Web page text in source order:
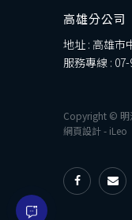
高雄分公司
地址 : 高雄市
服務專線 :
Copyright © 明
網頁設計- iLeo